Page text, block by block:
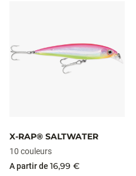
X-RAP® SALTWATER
10 couleurs
A partir de 16,99 €